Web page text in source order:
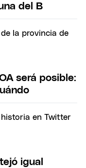
del B
será posible:
igual